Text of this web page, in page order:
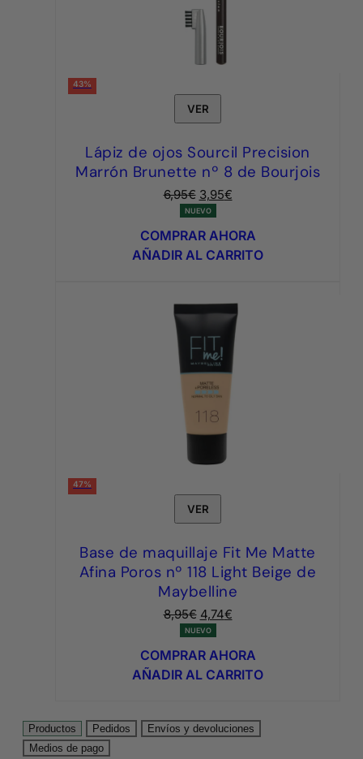
43%
VER
Lápiz de ojos Sourcil Precision
Marrón Brunette nº 8 de Bourjois
6,95€ El
precio
original
era:
6,95€.
3,95€El
actual
es:
3,95€.
NUEVO
COMPRAR AHORA
AÑADIR AL CARRITO
47%
VER
Base de maquillaje Fit Me Matte
Afina Poros nº 118 Light Beige de
Maybelline
8,95€ El
precio
original
era:
8,95€.
4,74€El
actual
es:
4,74€.
NUEVO
COMPRAR AHORA
AÑADIR AL CARRITO
Productos Pedidos
Envíos y devoluciones
Medios de pago